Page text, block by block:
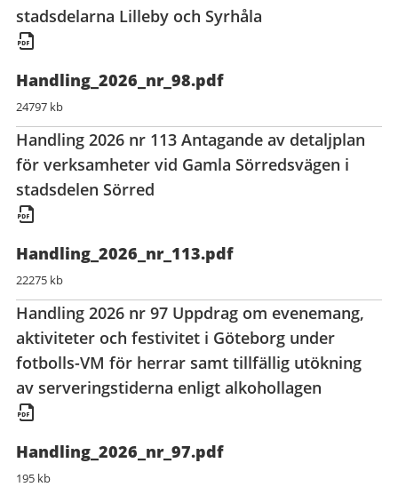
stadsdelarna Lilleby och Syrhåla
Handling_2026_nr_98.pdf
24797 kb
Handling 2026 nr 113 Antagande av detaljplan
för verksamheter vid Gamla Sörredsvägen i
stadsdelen Sörred
Handling_2026_nr_113.pdf
22275 kb
Handling 2026 nr 97 Uppdrag om evenemang,
aktiviteter och festivitet i Göteborg under
fotbolls-VM för herrar samt tillfällig utökning
av serveringstiderna enligt alkohollagen
Handling_2026_nr_97.pdf
195 kb